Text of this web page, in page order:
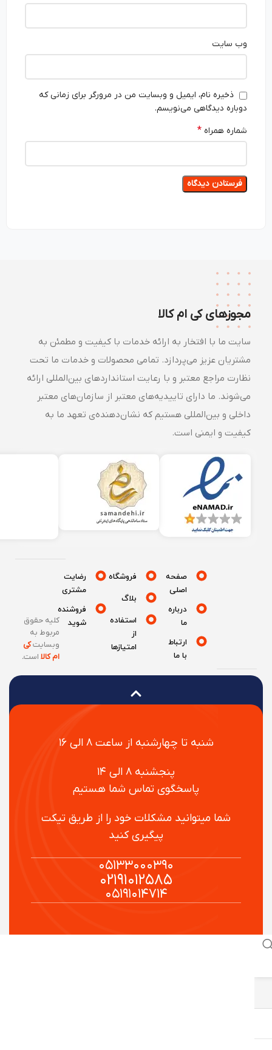
وب‌ سایت
ذخیره نام، ایمیل و وبسایت من در مرورگر برای زمانی که
دوباره دیدگاهی می‌نویسم.
شماره همراه*
مجوزهای کی ام کالا
سایت ما با افتخار به ارائه خدمات با کیفیت و مطمئن به
مشتریان عزیز می‌پردازد. تمامی محصولات و خدمات ما تحت
نظارت مراجع معتبر و با رعایت استانداردهای بین‌المللی ارائه
می‌شوند. ما دارای تاییدیه‌های معتبر از سازمان‌های معتبر
داخلی و بین‌المللی هستیم که نشان‌دهنده‌ی تعهد ما به
کیفیت و ایمنی است.
شنبه تا چهارشنبه از ساعت ۸ الی ۱۶
پنجشنبه ۸ الی ۱۴
پاسخگوی تماس شما هستیم
شما میتوانید مشکلات خود را از طریق تیکت
پیگیری کنید
۰۵۱۳۳۰۰۰۳۹۰
۰۲۱۹۱۰۱۲۵۸۵
۰۵۱۹۱۰۱۴۷۱۴
صفحه
درباره
ارتباط
فروشگاه
بلاگ
استفاده
امتیازها
رضایت
مشتری
فروشنده
شوید
کلیه حقوق
مربوط به
وبسایتکی
ام کالااست.